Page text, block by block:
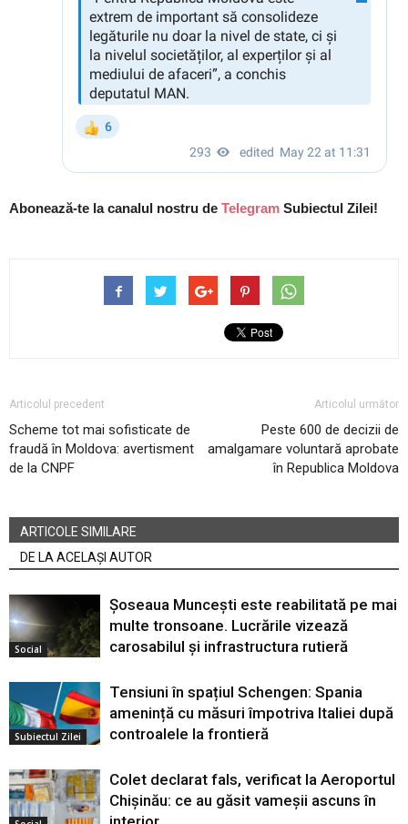
Abonează-te la canalul nostru de Telegram Subiectul Zilei!
Articolul precedent
Scheme tot mai sofisticate de
fraudă în Moldova: avertisment
de la CNPF
Articolul următor
Peste 600 de decizii de
amalgamare voluntară aprobate
în Republica Moldova
ARTICOLE SIMILARE
DE LA ACELAȘI AUTOR
Social
Șoseaua Muncești este reabilitată pe mai
multe tronsoane. Lucrările vizează
carosabilul și infrastructura rutieră
Subiectul Zilei
Tensiuni în spațiul Schengen: Spania
amenință cu măsuri împotriva Italiei după
controalele la frontieră
Colet declarat fals, verificat la Aeroportul
Chișinău: ce au găsit vameșii ascuns în